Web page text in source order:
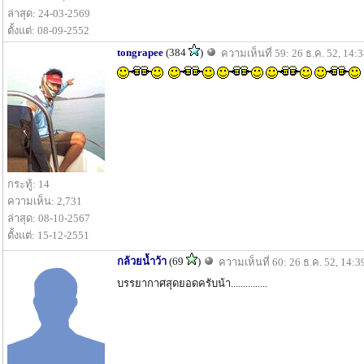
ล่าสุด: 24-03-2569
ตั้งแต่: 08-09-2552
กระทู้: 14
ความเห็น: 2,731
ล่าสุด: 08-10-2567
ตั้งแต่: 15-12-2551
tongrapee (384 ) ความเห็นที่ 59: 26 ธ.ค. 52,
กล้วยน้ำว้า (69 )
ความเห็นที่ 60: 26 ธ.ค. 52,
บรรยากาศสุดยอดครับน้า...............